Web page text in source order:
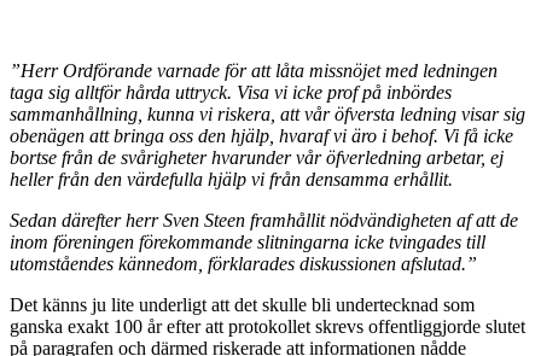
”Herr Ordförande varnade för att låta missnöjet med ledningen
taga sig alltför hårda uttryck. Visa vi icke prof på inbördes
sammanhållning, kunna vi riskera, att vår öfversta ledning visar sig
obenägen att bringa oss den hjälp, hvaraf vi äro i behof. Vi få icke
bortse från de svårigheter hvarunder vår öfverledning arbetar, ej
heller från den värdefulla hjälp vi från densamma erhållit.
Sedan därefter herr Sven Steen framhållit nödvändigheten af att de
inom föreningen förekommande slitningarna icke tvingades till
utomståendes kännedom, förklarades diskussionen afslutad.”
Det känns ju lite underligt att det skulle bli undertecknad som
ganska exakt 100 år efter att protokollet skrevs offentliggjorde slutet
på paragrafen och därmed riskerade att informationen nådde